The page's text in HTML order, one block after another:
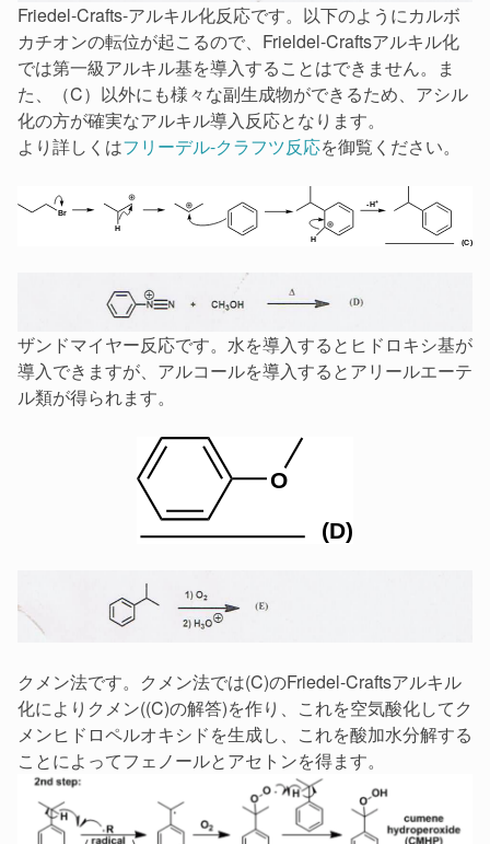
Friedel-Crafts-アルキル化反応です。以下のようにカルボ
カチオンの転位が起こるので、Frieldel-Craftsアルキル化
では第一級アルキル基を導入することはできません。ま
た、（C）以外にも様々な副生成物ができるため、アシル
化の方が確実なアルキル導入反応となります。
より詳しくはフリーデル-クラフツ反応を御覧ください。
ザンドマイヤー反応です。水を導入するとヒドロキシ基が
導入できますが、アルコールを導入するとアリールエーテ
ル類が得られます。
クメン法です。クメン法では(C)のFriedel-Craftsアルキル
化によりクメン((C)の解答)を作り、これを空気酸化してク
メンヒドロペルオキシドを生成し、これを酸加水分解する
ことによってフェノールとアセトンを得ます。